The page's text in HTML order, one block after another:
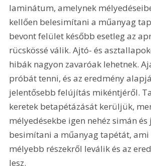
laminátum, amelynek
kellően belesimítani a műanyag
bevont felület később esetleg az
rücskössé válik. Ajtó- és
hibák nagyon zavaróak lehetnek.
próbát tenni, és az eredmény
jelentősebb felújítás mikéntjéről.
keretek betapétázását kerüljük,
mélyedésekbe igen nehéz simán
besimítani a műanyag tapétát,
mélyebb részekről leválik és az
lesz.